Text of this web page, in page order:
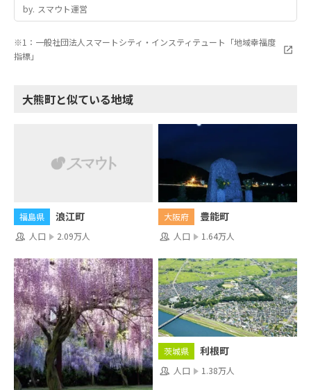
by.︎ スマウト運営
※1：一般社団法人スマートシティ・インスティテュート「地域幸福度
指標」
大熊町と似ている地域
福島県 浪江町
人口 2.09万人
大阪府 豊能町
人口 1.64万人
茨城県 利根町
人口 1.38万人